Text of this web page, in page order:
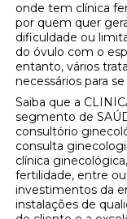
onde tem clínica
por quem quer
dificuldade ou
do óvulo com o
entanto, vários
necessários para
Saiba que a
segmento de
consultório
consulta
clínica
fertilidade, entre
investimentos da
instalações de